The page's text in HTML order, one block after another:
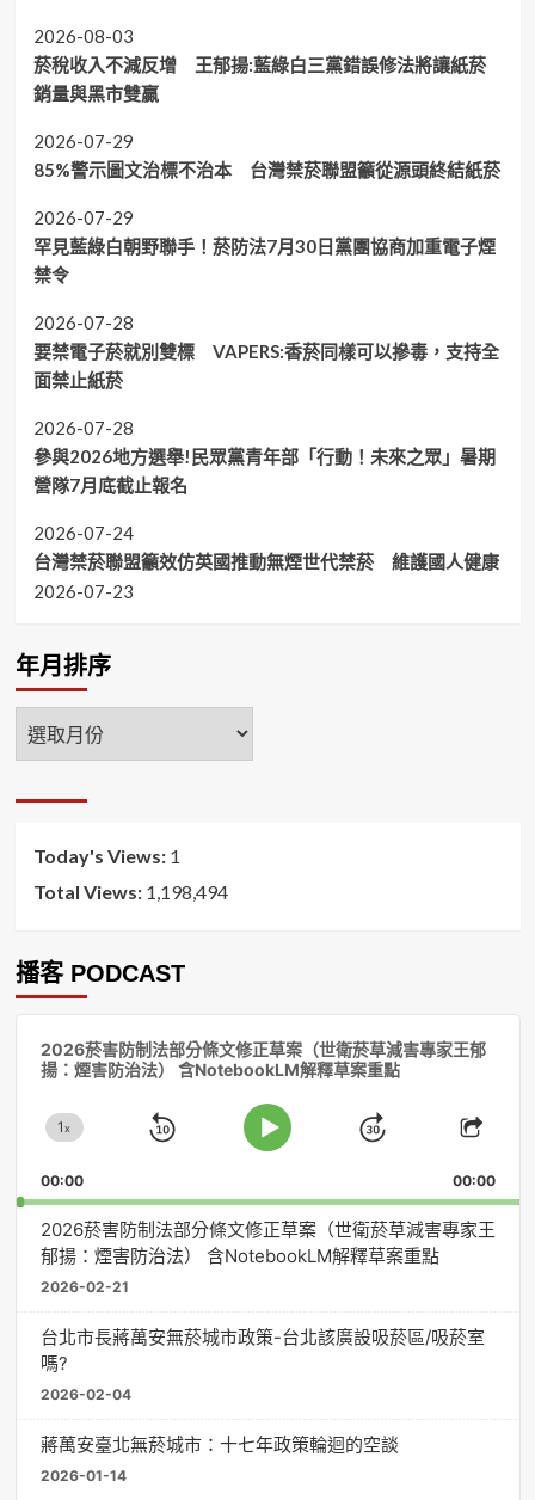
2026-08-03
菸稅收入不減反增 王郁揚:藍綠白三黨錯誤修法將讓紙菸
銷量與黑市雙贏
2026-07-29
85%警示圖文治標不治本 台灣禁菸聯盟籲從源頭終結紙菸
2026-07-29
罕見藍綠白朝野聯手！菸防法7月30日黨團協商加重電子煙
禁令
2026-07-28
要禁電子菸就別雙標 VAPERS:香菸同樣可以摻毒，支持全
面禁止紙菸
2026-07-28
參與2026地方選舉!民眾黨青年部「行動！未來之眾」暑期
營隊7月底截止報名
2026-07-24
台灣禁菸聯盟籲效仿英國推動無煙世代禁菸 維護國人健康
2026-07-23
年月排序
年
月
序
Today's Views: 1
Total Views: 1,198,494
播客 PODCAST
2026菸害防制法部分條文修正草案（世衛菸草減害專家王郁
揚：煙害防治法） 含NotebookLM解釋草案重點
Change
Rate
1x
Skip
Play
Jump
Forward
Share
00:00 00:00
2026菸害防制法部分條文修正草案（世衛菸草減害專家王
郁揚：煙害防治法） 含NotebookLM解釋草案重點
2026-02-21
台北市長蔣萬安無菸城市政策-台北該廣設吸菸區/吸菸室
嗎?
2026-02-04
蔣萬安臺北無菸城市：十七年政策輪迴的空談
2026-01-14